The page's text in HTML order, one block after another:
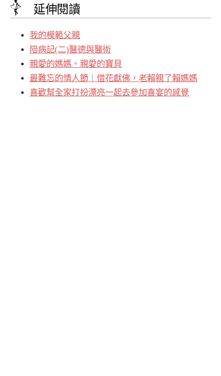
延伸閱讀
我的模範父親
陪病記(二)醫德與醫術
親愛的媽媽、親愛的寶貝
最難忘的情人節｜借花獻佛，老賴親了賴媽媽
喜歡幫全家打扮漂亮一起去參加喜宴的感覺